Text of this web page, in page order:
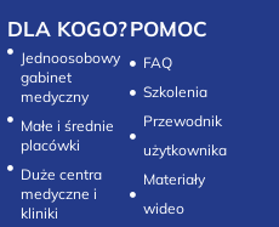
DLA KOGO?
Jednoosobowy
gabinet
medyczny
Małe i średnie
placówki
Duże centra
medyczne i
kliniki
POMOC
FAQ
Szkolenia
Przewodnik
użytkownika
Materiały
wideo